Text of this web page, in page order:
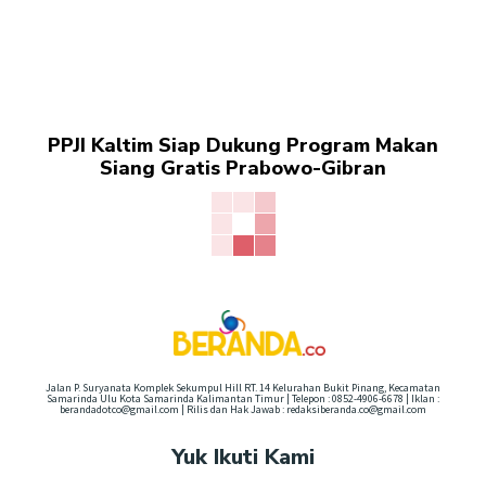
PPJI Kaltim Siap Dukung Program Makan
Siang Gratis Prabowo-Gibran
Jalan P. Suryanata Komplek Sekumpul Hill RT. 14 Kelurahan Bukit Pinang, Kecamatan
Samarinda Ulu Kota Samarinda Kalimantan Timur | Telepon : 0852-4906-6678 | Iklan :
berandadotco@gmail.com | Rilis dan Hak Jawab : redaksiberanda.co@gmail.com
Yuk Ikuti Kami